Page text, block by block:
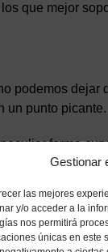
Gestionar
las mejores
y/o acceder a la
nos permitirá
únicas en este
que mejor
podemos dejar
un punto picante.
forma
también se
aceite de
aunque